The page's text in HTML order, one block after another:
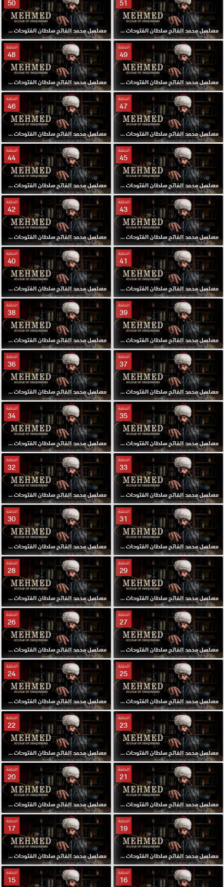
51
مسلسل محمد الفاتح سلطان الفتوحات مترجم الحلقة 51 HD
50
مسلسل محمد الفاتح سلطان الفتوحات مترجم الحلقة 50 HD
الحلقة
49
مسلسل محمد الفاتح سلطان الفتوحات مترجم الحلقة 49 HD
الحلقة
48
مسلسل محمد الفاتح سلطان الفتوحات مترجم الحلقة 48 HD
الحلقة
47
مسلسل محمد الفاتح سلطان الفتوحات مترجم الحلقة 47 HD
الحلقة
46
مسلسل محمد الفاتح سلطان الفتوحات مترجم الحلقة 46 HD
الحلقة
45
مسلسل محمد الفاتح سلطان الفتوحات مترجم الحلقة 45 HD
الحلقة
44
مسلسل محمد الفاتح سلطان الفتوحات مترجم الحلقة 44 HD
الحلقة
43
مسلسل محمد الفاتح سلطان الفتوحات مترجم الحلقة 43 HD
الحلقة
42
مسلسل محمد الفاتح سلطان الفتوحات مترجم الحلقة 42 HD
الحلقة
41
مسلسل محمد الفاتح سلطان الفتوحات مترجم الحلقة 41 HD
الحلقة
40
مسلسل محمد الفاتح سلطان الفتوحات مترجم الحلقة 40 HD
الحلقة
39
مسلسل محمد الفاتح سلطان الفتوحات مترجم الحلقة 39 HD
الحلقة
38
مسلسل محمد الفاتح سلطان الفتوحات مترجم الحلقة 38 HD
الحلقة
37
مسلسل محمد الفاتح سلطان الفتوحات مترجم الحلقة 37 HD
الحلقة
36
مسلسل محمد الفاتح سلطان الفتوحات مترجم الحلقة 36 HD
الحلقة
35
مسلسل محمد الفاتح سلطان الفتوحات مترجم الحلقة 35 HD
الحلقة
34
مسلسل محمد الفاتح سلطان الفتوحات مترجم الحلقة 34 HD
الحلقة
33
مسلسل محمد الفاتح سلطان الفتوحات مترجم الحلقة 33 HD
الحلقة
32
مسلسل محمد الفاتح سلطان الفتوحات مترجم الحلقة 32 HD
الحلقة
31
مسلسل محمد الفاتح سلطان الفتوحات مترجم الحلقة 31 HD
الحلقة
30
مسلسل محمد الفاتح سلطان الفتوحات مترجم الحلقة 30 HD
الحلقة
29
مسلسل محمد الفاتح سلطان الفتوحات مترجم الحلقة 29 HD
الحلقة
28
مسلسل محمد الفاتح سلطان الفتوحات مترجم الحلقة 28 HD
الحلقة
27
مسلسل محمد الفاتح سلطان الفتوحات مترجم الحلقة 27 HD
الحلقة
26
مسلسل محمد الفاتح سلطان الفتوحات مترجم الحلقة 26 HD
الحلقة
25
مسلسل محمد الفاتح سلطان الفتوحات مترجم الحلقة 25 HD
الحلقة
24
مسلسل محمد الفاتح سلطان الفتوحات مترجم الحلقة 24 HD
الحلقة
23
مسلسل محمد الفاتح سلطان الفتوحات مترجم الحلقة 23 HD
الحلقة
22
مسلسل محمد الفاتح سلطان الفتوحات مترجم الحلقة 22 HD
الحلقة
21
مسلسل محمد الفاتح سلطان الفتوحات مترجم الحلقة 21 HD
الحلقة
20
مسلسل محمد الفاتح سلطان الفتوحات مترجم الحلقة 20 HD
الحلقة
19
مسلسل محمد الفاتح سلطان الفتوحات مترجم الحلقة 19 HD
الحلقة
17
مسلسل محمد الفاتح سلطان الفتوحات مترجم الحلقة 17 HD
الحلقة
16
الحلقة
15